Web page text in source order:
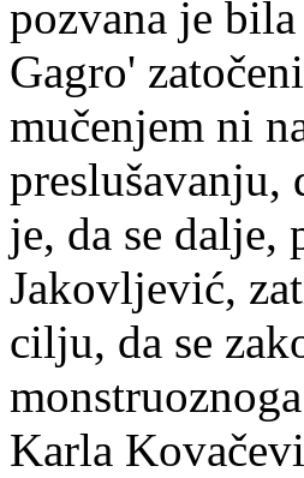
pozvana je
Gagro'
mučenjem ni
preslušavanju,
je, da se dalje,
Jakovljević,
cilju, da se
Karla